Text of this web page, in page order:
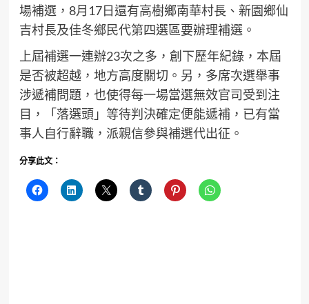
場補選，8月17日還有高樹鄉南華村長、新園鄉仙
吉村長及佳冬鄉民代第四選區要辦理補選。
上屆補選一連辦23次之多，創下歷年紀錄，本屆
是否被超越，地方高度關切。另，多席次選舉事
涉遞補問題，也使得每一場當選無效官司受到注
目，「落選頭」等待判決確定便能遞補，已有當
事人自行辭職，派親信參與補選代出征。
分享此文：